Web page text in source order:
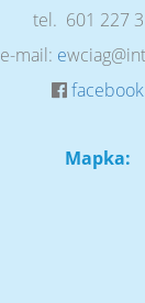
tel. 601 227
e-mail: e
facebook
Mapka: